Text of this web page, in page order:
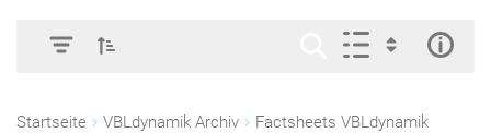
Startseite VBLdynamik Archiv Factsheets VBLdynamik